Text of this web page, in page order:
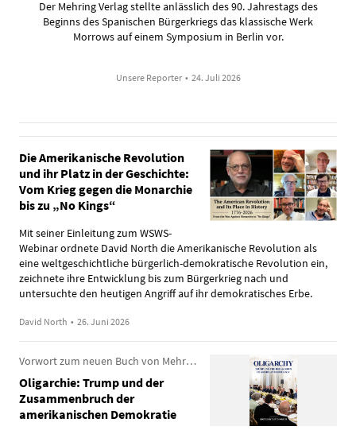
Der Mehring Verlag stellte anlässlich des 90. Jahrestags des
Beginns des Spanischen Bürgerkriegs das klassische Werk
Morrows auf einem Symposium in Berlin vor.
Unsere Reporter • 24. Juli 2026
Die Amerikanische Revolution
und ihr Platz in der Geschichte:
Vom Krieg gegen die Monarchie
bis zu „No Kings“
Mit seiner Einleitung zum WSWS-
Webinar ordnete David North die Amerikanische Revolution als
eine weltgeschichtliche bürgerlich-demokratische Revolution ein,
zeichnete ihre Entwicklung bis zum Bürgerkrieg nach und
untersuchte den heutigen Angriff auf ihr demokratisches Erbe.
David North • 26. Juni 2026
Vorwort zum neuen Buch von Mehring Books
Oligarchie: Trump und der
Zusammenbruch der
amerikanischen Demokratie